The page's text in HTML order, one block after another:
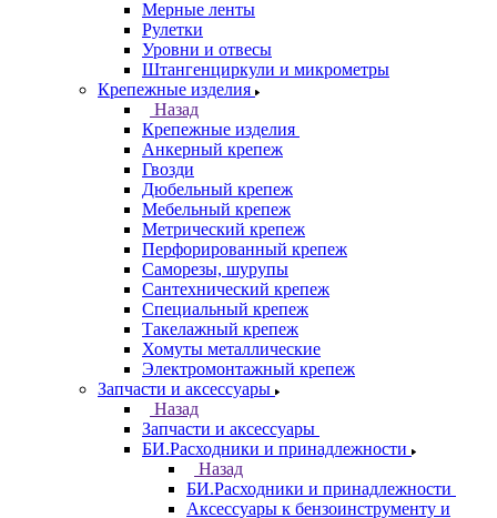
Мерные ленты
Рулетки
Уровни и отвесы
Штангенциркули и микрометры
Крепежные изделия
Назад
Крепежные изделия
Анкерный крепеж
Гвозди
Дюбельный крепеж
Мебельный крепеж
Метрический крепеж
Перфорированный крепеж
Саморезы, шурупы
Сантехнический крепеж
Специальный крепеж
Такелажный крепеж
Хомуты металлические
Электромонтажный крепеж
Запчасти и аксессуары
Назад
Запчасти и аксессуары
БИ.Расходники и принадлежности
Назад
БИ.Расходники и принадлежности
Аксессуары к бензоинструменту и